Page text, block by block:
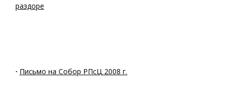
раздоре
· Письмо на Собор РПсЦ 2008 г.